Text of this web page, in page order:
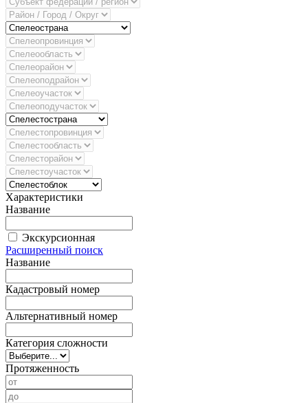
Характеристики
Название
Экскурсионная
Расширенный поиск
Название
Кадастровый номер
Альтернативный номер
Категория сложности
Протяженность